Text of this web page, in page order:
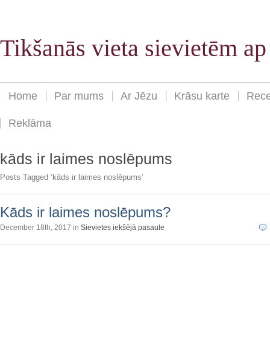
Tikšanās vieta sievietēm
Home Par mums Ar Jēzu Krāsu karte
Reklāma
kāds ir laimes noslēpums
Posts Tagged ‘kāds ir laimes noslēpums’
Kāds ir laimes noslēpums?
December 18th, 2017 in Sievietes iekšējā pasaule